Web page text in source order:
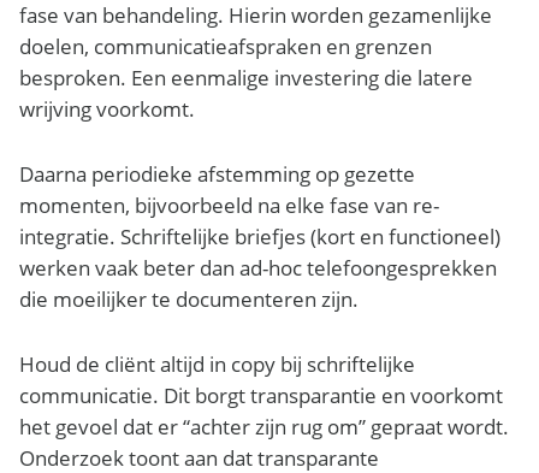
fase van behandeling. Hierin worden gezamenlijke
doelen, communicatieafspraken en grenzen
besproken. Een eenmalige investering die latere
wrijving voorkomt.
Daarna periodieke afstemming op gezette
momenten, bijvoorbeeld na elke fase van re-
integratie. Schriftelijke briefjes (kort en functioneel)
werken vaak beter dan ad-hoc telefoongesprekken
die moeilijker te documenteren zijn.
Houd de cliënt altijd in copy bij schriftelijke
communicatie. Dit borgt transparantie en voorkomt
het gevoel dat er “achter zijn rug om” gepraat wordt.
Onderzoek toont aan dat transparante